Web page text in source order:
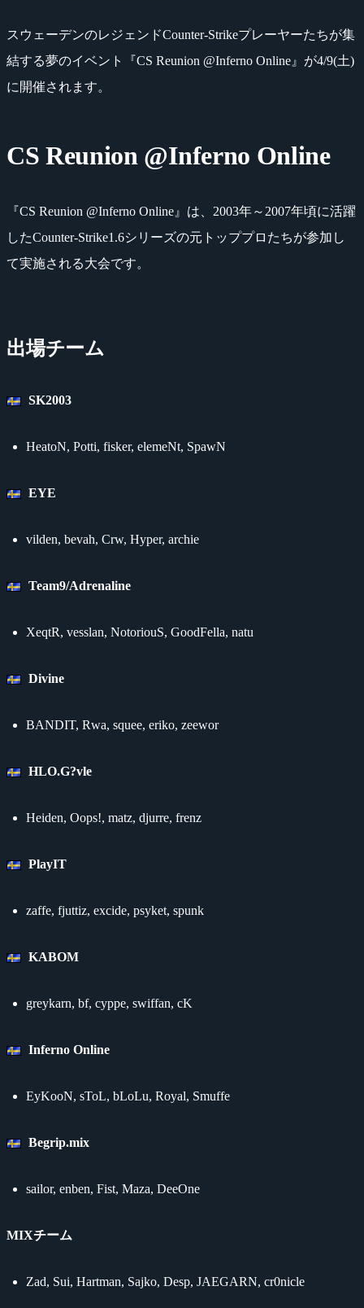
スウェーデンのレジェンドCounter-Strikeプレーヤーたちが集
結する夢のイベント『CS Reunion @Inferno Online』が4/9(土)
に開催されます。
CS Reunion @Inferno Online
『CS Reunion @Inferno Online』は、2003年～2007年頃に活躍
したCounter-Strike1.6シリーズの元トッププロたちが参加し
て実施される大会です。
出場チーム
SK2003
HeatoN, Potti, fisker, elemeNt, SpawN
EYE
vilden, bevah, Crw, Hyper, archie
Team9/Adrenaline
XeqtR, vesslan, NotoriouS, GoodFella, natu
Divine
BANDIT, Rwa, squee, eriko, zeewor
HLO.G?vle
Heiden, Oops!, matz, djurre, frenz
PlayIT
zaffe, fjuttiz, excide, psyket, spunk
KABOM
greykarn, bf, cyppe, swiffan, cK
Inferno Online
EyKooN, sToL, bLoLu, Royal, Smuffe
Begrip.mix
sailor, enben, Fist, Maza, DeeOne
MIXチーム
Zad, Sui, Hartman, Sajko, Desp, JAEGARN, cr0nicle